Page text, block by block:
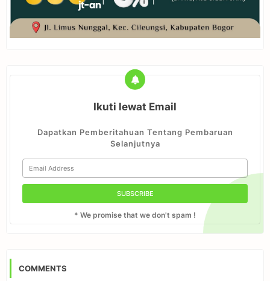
Ikuti lewat Email
Dapatkan Pemberitahuan Tentang Pembaruan
Selanjutnya
* We promise that we don't spam !
COMMENTS